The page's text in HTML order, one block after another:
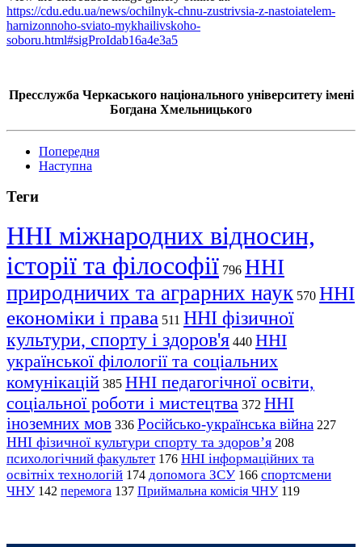
https://cdu.edu.ua/news/ochilnyk-chnu-zustrivsia-z-nastoiatelem-
harnizonnoho-sviato-mykhailivskoho-
soboru.html#sigProIdab16a4e3a5
Пресслужба Черкаського національного університету імені
Богдана Хмельницького
Попередня
Наступна
Теги
ННІ міжнародних відносин,
історії та філософії 796 ННІ
природничих та аграрних наук 570 ННІ
економіки і права 511 ННІ фізичної
культури, спорту і здоров'я 440 ННІ
української філології та соціальних
комунікацій 385 ННІ педагогічної освіти,
соціальної роботи і мистецтва 372 ННІ
іноземних мов 336 Російсько-українська війна 227
ННІ фізичної культури спорту та здоров’я 208
психологічний факультет 176 ННІ інформаційних та
освітніх технологій 174 допомога ЗСУ 166 спортсмени
ЧНУ 142 перемога 137 Приймальна комісія ЧНУ 119